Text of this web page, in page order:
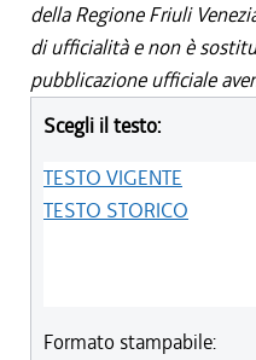
della Regione Friuli
di ufficialità e non è
pubblicazione ufficiale
Scegli il testo:
TESTO VIGENTE
TESTO STORICO
Formato stampabile: